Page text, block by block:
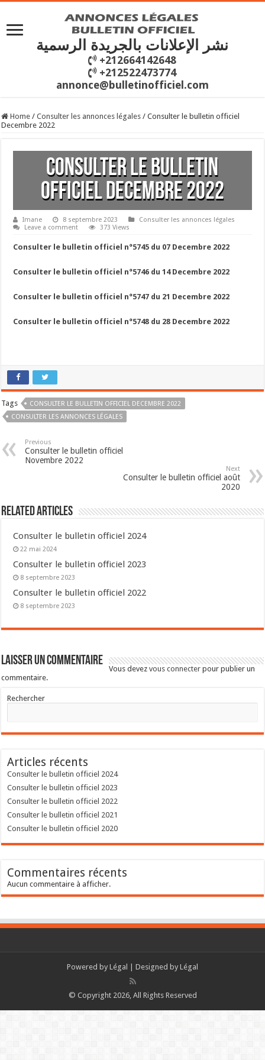
نشر الإعلانات بالجريدة الرسمية
+212664142648
+212522473774
annonce@bulletinofficiel.com
Home / Consulter les annonces légales / Consulter le bulletin officiel
Decembre 2022
Consulter le bulletin
officiel Decembre 2022
Imane 8 septembre 2023
Consulter les annonces légales
Leave a comment
373 Views
Consulter le bulletin officiel n°5745 du 07 Decembre 2022
Consulter le bulletin officiel n°5746 du 14 Decembre 2022
Consulter le bulletin officiel n°5747 du 21 Decembre 2022
Consulter le bulletin officiel n°5748 du 28 Decembre 2022
Tags
CONSULTER LE BULLETIN OFFICIEL DECEMBRE 2022
CONSULTER LES ANNONCES LÉGALES
Previous
Consulter le bulletin officiel
Novembre 2022
Next
Consulter le bulletin officiel août
2020
Related Articles
Consulter le bulletin officiel 2024
22 mai 2024
Consulter le bulletin officiel 2023
8 septembre 2023
Consulter le bulletin officiel 2022
8 septembre 2023
Laisser un commentaire
Vous devezvous connecter pour publier un
commentaire.
Rechercher
Articles récents
Consulter le bulletin officiel 2024
Consulter le bulletin officiel 2023
Consulter le bulletin officiel 2022
Consulter le bulletin officiel 2021
Consulter le bulletin officiel 2020
Commentaires récents
Aucun commentaire à afficher.
Powered by Légal | Designed by Légal
© Copyright 2026, All Rights Reserved